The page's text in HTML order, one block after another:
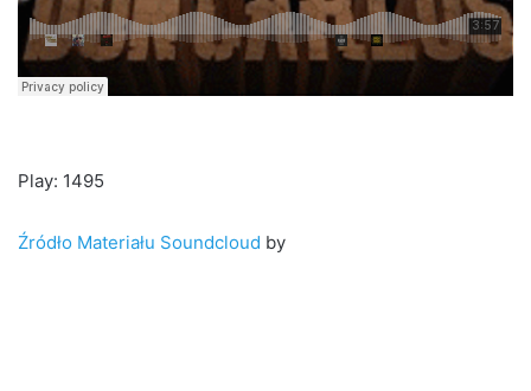
Play: 1495
Źródło Materiału Soundcloud by